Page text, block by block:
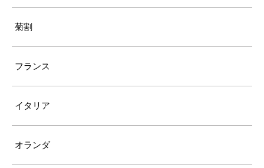
菊割
フランス
イタリア
オランダ